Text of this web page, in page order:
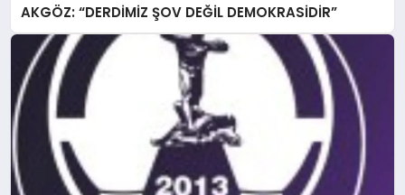
AKGÖZ: “DERDİMİZ ŞOV DEĞİL DEMOKRASİDİR”